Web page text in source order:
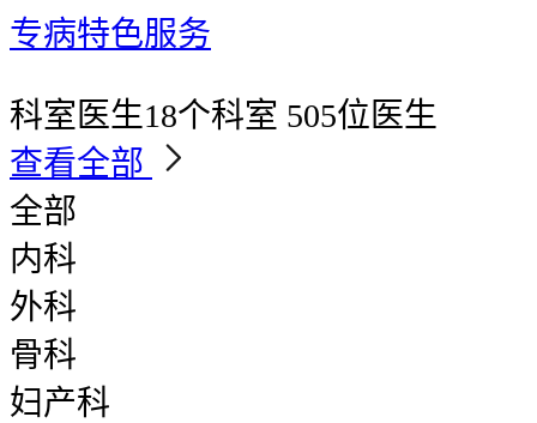
专病特色服务
科室医生18个科室 505位医生
查看全部
全部
内科
外科
骨科
妇产科